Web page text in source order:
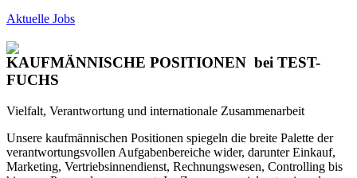
Aktuelle Jobs
KAUFMÄNNISCHE POSITIONEN bei TEST-
FUCHS
Vielfalt, Verantwortung und internationale Zusammenarbeit
Unsere kaufmännischen Positionen spiegeln die breite Palette der
verantwortungsvollen Aufgabenbereiche wider, darunter Einkauf,
Marketing, Vertriebsinnendienst, Rechnungswesen, Controlling bis